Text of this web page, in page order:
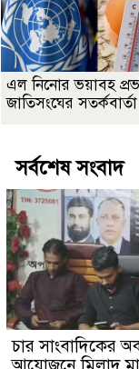
এল নিনোর ভয়াবহ
জাতিসংঘের সতর্কবার্তা
সর্বশেষ সংবাদ
চার সাংবাদিকের
আয়োজনে মিলাদ